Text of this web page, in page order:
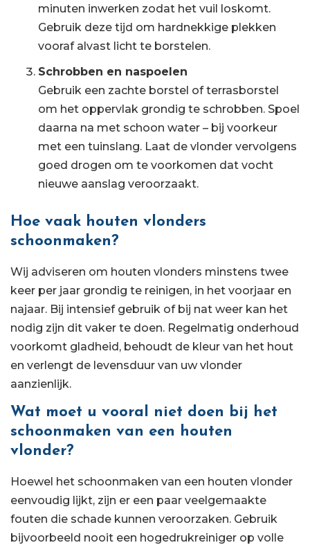
minuten inwerken zodat het vuil loskomt.
Gebruik deze tijd om hardnekkige plekken
vooraf alvast licht te borstelen.
Schrobben en naspoelen
Gebruik een zachte borstel of terrasborstel
om het oppervlak grondig te schrobben. Spoel
daarna na met schoon water – bij voorkeur
met een tuinslang. Laat de vlonder vervolgens
goed drogen om te voorkomen dat vocht
nieuwe aanslag veroorzaakt.
Hoe vaak houten vlonders
schoonmaken?
Wij adviseren om houten vlonders minstens twee
keer per jaar grondig te reinigen, in het voorjaar en
najaar. Bij intensief gebruik of bij nat weer kan het
nodig zijn dit vaker te doen. Regelmatig onderhoud
voorkomt gladheid, behoudt de kleur van het hout
en verlengt de levensduur van uw vlonder
aanzienlijk.
Wat moet u vooral niet doen bij het
schoonmaken van een houten
vlonder?
Hoewel het schoonmaken van een houten vlonder
eenvoudig lijkt, zijn er een paar veelgemaakte
fouten die schade kunnen veroorzaken. Gebruik
bijvoorbeeld nooit een hogedrukreiniger op volle